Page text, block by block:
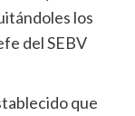
los
del SEBV
que